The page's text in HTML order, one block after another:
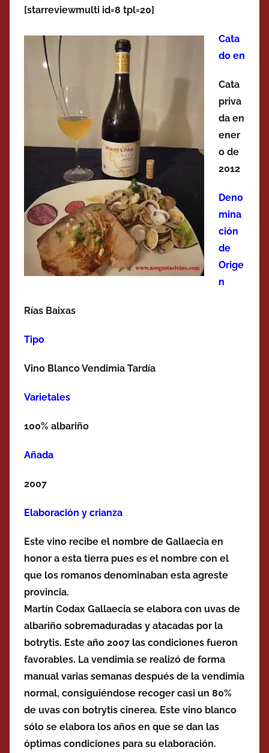
[starreviewmulti id=8 tpl=20]
Cata
do en
Cata
priva
da en
ener
o de
2012
Deno
mina
ción
de
Orige
n
Rías Baixas
Tipo
Vino Blanco Vendimia Tardía
Varietales
100% albariño
Añada
2007
Elaboración y crianza
Este vino recibe el nombre de Gallaecia en
honor a esta tierra pues es el nombre con el
que los romanos denominaban esta agreste
provincia.
Martín Codax Gallaecia se elabora con uvas de
albariño sobremaduradas y atacadas por la
botrytis. Este año 2007 las condiciones fueron
favorables. La vendimia se realizó de forma
manual varias semanas después de la vendimia
normal, consiguiéndose recoger casi un 80%
de uvas con botrytis cinerea. Este vino blanco
sólo se elabora los años en que se dan las
óptimas condiciones para su elaboración.